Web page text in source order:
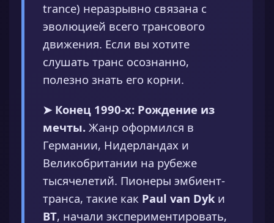
trance) неразрывно связана с
эволюцией всего трансового
движения. Если вы хотите
слушать транс осознанно,
полезно знать его корни.
➤ Конец 1990-х: Рождение из
мечты. Жанр оформился в
Германии, Нидерландах и
Великобритании на рубеже
тысячелетий. Пионеры эмбиент-
транса, такие как Paul van Dyk и
BT, начали экспериментировать,